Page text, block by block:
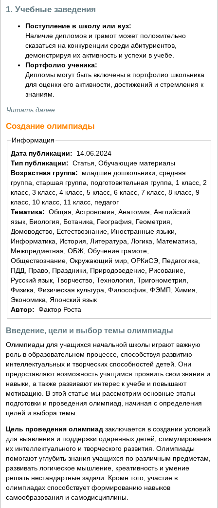
1. Учебные заведения
Поступление в школу или вуз:
Наличие дипломов и грамот может положительно
сказаться на конкуренции среди абитуриентов,
демонстрируя их активность и успехи в учебе.
Портфолио ученика:
Дипломы могут быть включены в портфолио школьника
для оценки его активности, достижений и стремления к
знаниям.
Читать далее
Создание олимпиады
Информация
Дата публикации:
14.06.2024
Тип публикации: Статья, Обучающие материалы
Возрастная группа:
группа, старшая группа, подготовительная группа, 1 класс, 2
класс, 3 класс, 4 класс, 5 класс, 6 класс, 7 класс, 8 класс, 9
класс, 10 класс, 11 класс, педагог
Тематика: Общая, Астрономия, Анатомия, Английский
язык, Биология, Ботаника, География, Геометрия,
Домоводство, Естествознание, Иностранные языки,
Информатика, История, Литература, Логика, Математика,
Межпредметная, ОБЖ, Обучение грамоте,
Обществознание, Окружающий мир, ОРКиСЭ, Педагогика,
ПДД, Право, Праздники, Природоведение, Рисование,
Русский язык, Творчество, Технология, Тригонометрия,
Физика, Физическая культура, Философия, ФЭМП, Химия,
Экономика, Японский язык
Автор: Фактор Роста
Введение, цели и выбор темы олимпиады
Олимпиады для учащихся начальной школы играют важную
роль в образовательном процессе, способствуя развитию
интеллектуальных и творческих способностей детей. Они
предоставляют возможность учащимся проявить свои знания и
навыки, а также развивают интерес к учебе и повышают
мотивацию. В этой статье мы рассмотрим основные этапы
подготовки и проведения олимпиад, начиная с определения
целей и выбора темы.
Цель проведения олимпиад заключается в создании условий
для выявления и поддержки одаренных детей, стимулирования
их интеллектуального и творческого развития. Олимпиады
помогают углубить знания учащихся по различным предметам,
развивать логическое мышление, креативность и умение
решать нестандартные задачи. Кроме того, участие в
олимпиадах способствует формированию навыков
самообразования и самодисциплины.